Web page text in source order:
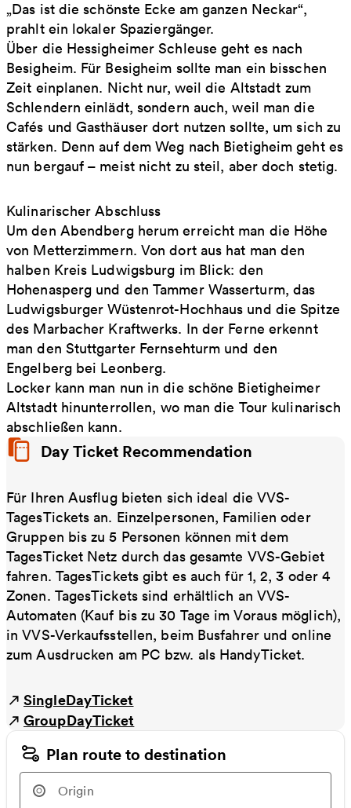
„Das ist die schönste Ecke am ganzen Neckar“,
prahlt ein lokaler Spaziergänger.
Über die Hessigheimer Schleuse geht es nach
Besigheim. Für Besigheim sollte man ein bisschen
Zeit einplanen. Nicht nur, weil die Altstadt zum
Schlendern einlädt, sondern auch, weil man die
Cafés und Gasthäuser dort nutzen sollte, um sich zu
stärken. Denn auf dem Weg nach Bietigheim geht es
nun bergauf – meist nicht zu steil, aber doch stetig.
Kulinarischer Abschluss
Um den Abendberg herum erreicht man die Höhe
von Metterzimmern. Von dort aus hat man den
halben Kreis Ludwigsburg im Blick: den
Hohenasperg und den Tammer Wasserturm, das
Ludwigsburger Wüstenrot-Hochhaus und die Spitze
des Marbacher Kraftwerks. In der Ferne erkennt
man den Stuttgarter Fernsehturm und den
Engelberg bei Leonberg.
Locker kann man nun in die schöne Bietigheimer
Altstadt hinunterrollen, wo man die Tour kulinarisch
abschließen kann.
Day Ticket Recommendation
Für Ihren Ausflug bieten sich ideal die VVS-
TagesTickets an. Einzelpersonen, Familien oder
Gruppen bis zu 5 Personen können mit dem
TagesTicket Netz durch das gesamte VVS-Gebiet
fahren. TagesTickets gibt es auch für 1, 2, 3 oder 4
Zonen. TagesTickets sind erhältlich an VVS-
Automaten (Kauf bis zu 30 Tage im Voraus möglich),
in VVS-Verkaufsstellen, beim Busfahrer und online
zum Ausdrucken am PC bzw. als HandyTicket.
SingleDayTicket
GroupDayTicket
Plan route to destination